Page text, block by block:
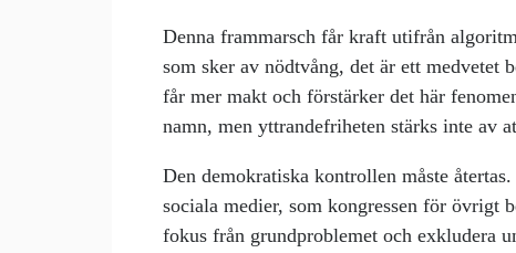
Denna frammarsch får kraft utifrån
som sker av nödtvång, det är ett medvetet
får mer makt och förstärker det här
namn, men yttrandefriheten stärks inte av
Den demokratiska kontrollen måste
sociala medier, som kongressen för övrigt
fokus från grundproblemet och exkludera